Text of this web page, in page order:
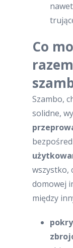
Co
Szambo,
solidne,
wszystko,
domowej
między